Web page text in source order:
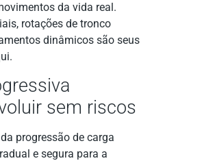
da vida real.
rotações de tronco
dinâmicos são seus
sem riscos
progressão de carga
e segura para a